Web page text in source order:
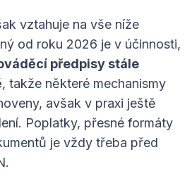
vztahuje na vše níže
od roku 2026 je v účinnosti,
předpisy stále
, takže některé mechanismy
avšak v praxi ještě
Poplatky, přesné formáty
je vždy třeba před